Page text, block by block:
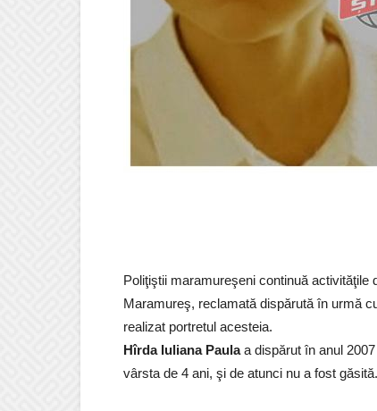
Poliţiştii maramureşeni continuă
Maramureş, reclamată dispărută în urmă
realizat portretul acesteia.
Hîrda Iuliana Paulaa dispărut în anul
vârsta de 4 ani, şi de atunci nu a fost găsită.